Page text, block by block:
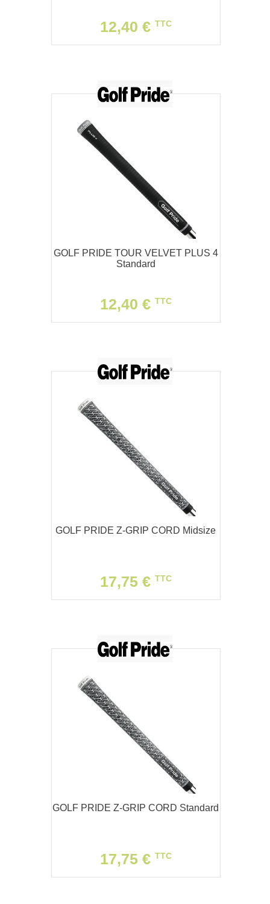
12,40 € TTC
GOLF PRIDE TOUR VELVET PLUS 4
Standard
12,40 € TTC
GOLF PRIDE Z-GRIP CORD Midsize
17,75 € TTC
GOLF PRIDE Z-GRIP CORD Standard
17,75 € TTC